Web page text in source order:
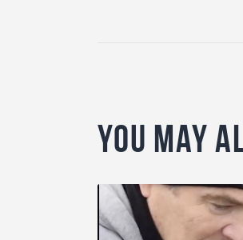
You May